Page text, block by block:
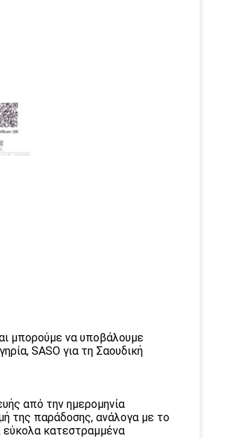
μπορούμε να υποβάλουμε
SASO για τη Σαουδική
από την ημερομηνία
της παράδοσης, ανάλογα με το
κατεστραμμένα